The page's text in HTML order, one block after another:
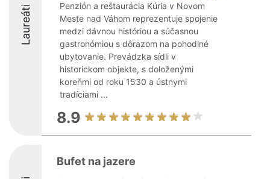
Laureáti
Penzión a reštaurácia Kúria v Novom
Meste nad Váhom reprezentuje spojenie
medzi dávnou históriou a súčasnou
gastronómiou s dôrazom na pohodlné
ubytovanie. Prevádzka sídli v
historickom objekte, s doloženými
koreňmi od roku 1530 a ústnymi
tradíciami ...
8.9
Bufet na jazere